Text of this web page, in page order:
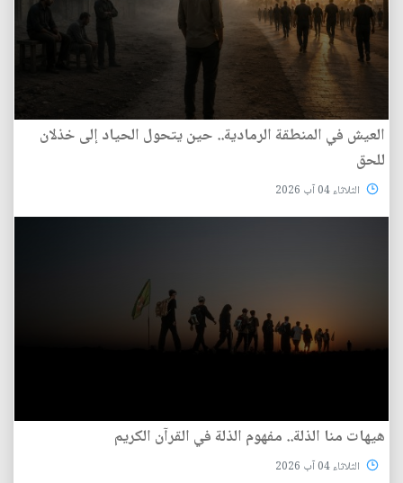
العيش في المنطقة الرمادية.. حين يتحول الحياد إلى خذلان
للحق
الثلاثاء 04 آب 2026
هيهات منا الذلة.. مفهوم الذلة في القرآن الكريم
الثلاثاء 04 آب 2026